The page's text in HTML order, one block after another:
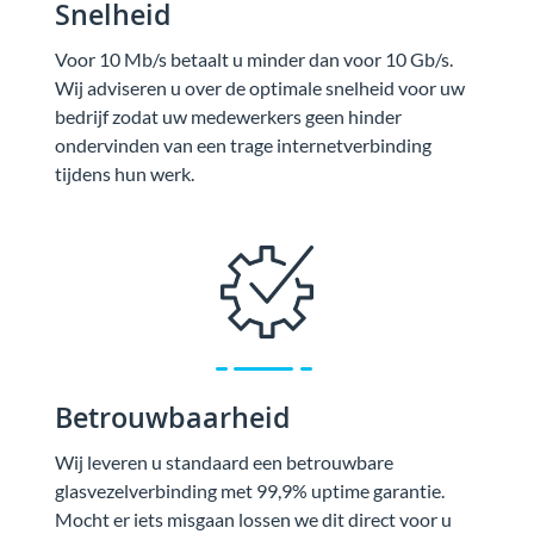
Snelheid
Voor 10 Mb/s betaalt u minder dan voor 10 Gb/s.
Wij adviseren u over de optimale snelheid voor uw
bedrijf zodat uw medewerkers geen hinder
ondervinden van een trage internetverbinding
tijdens hun werk.
Betrouwbaarheid
Wij leveren u standaard een betrouwbare
glasvezelverbinding met 99,9% uptime garantie.
Mocht er iets misgaan lossen we dit direct voor u